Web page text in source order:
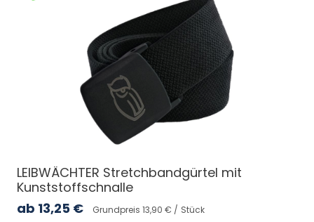
LEIBWÄCHTER Stretchbandgürtel mit
Kunststoffschnalle
ab 13,25 € Grundpreis 13,90 € / Stück